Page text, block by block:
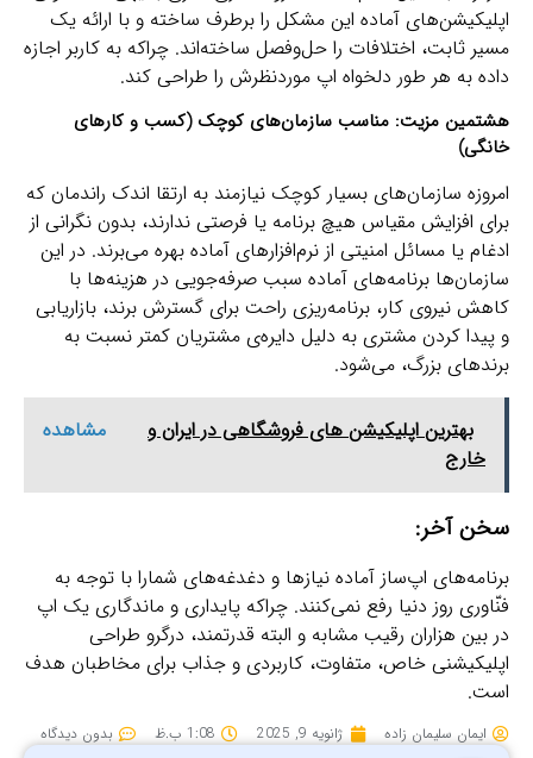
اپلیکیشن‌های آماده این مشکل را برطرف ساخته و با ارائه یک
مسیر ثابت، اختلافات را حل‌وفصل ساخته‌اند. چراکه به کاربر اجازه
داده به هر طور دلخواه اپ موردنظرش را طراحی کند.
هشتمین مزیت: مناسب سازمان‌های کوچک (کسب و کارهای
خانگی)
امروزه سازمان‌های بسیار کوچک نیازمند به ارتقا اندک راندمان که
برای افزایش مقیاس هیچ برنامه یا فرصتی ندارند، بدون نگرانی از
ادغام یا مسائل امنیتی از نرم‌افزارهای آماده بهره می‌برند. در این
سازمان‌ها برنامه‌های آماده سبب صرفه‌جویی در هزینه‌ها با
کاهش نیروی کار، برنامه‌ریزی راحت برای گسترش برند، بازاریابی
و پیدا کردن مشتری به دلیل دایره‌ی مشتریان کمتر نسبت به
برندهای بزرگ، می‌شود.
مشاهده
بهترین اپلیکیشن‌ های فروشگاهی در ایران و
خارج
سخن آخر:
برنامه‌های اپ‌ساز آماده نیازها و دغدغه‌های شمارا با توجه به
فنّاوری روز دنیا رفع نمی‌کنند. چراکه پایداری و ماندگاری یک اپ
در بین هزاران رقیب مشابه و البته قدرتمند، درگرو طراحی
اپلیکیشنی خاص، متفاوت، کاربردی و جذاب برای مخاطبان هدف
است.
ایمان سلیمان زاده ژانویه 9, 2025 1:08 ب.ظ بدون دیدگاه